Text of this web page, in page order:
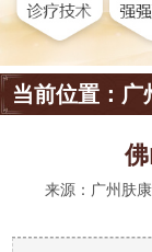
当前位置： 广
来源：广州肤